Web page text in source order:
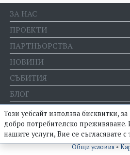
ЗА НАС
ПРОЕКТИ
ПАРТНЬОРСТВА
НОВИНИ
СЪБИТИЯ
БЛОГ
Е-МАГАЗИН
© Фондация "Право и интернет" •
Общи условия •
Този уебсайт използва бисквитки,
добро потребителско преживяване.
нашите услуги, Вие се съгласявате с